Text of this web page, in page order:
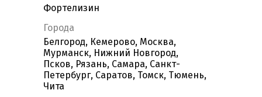
Фортелизин
Города
Белгород, Кемерово, Москва,
Мурманск, Нижний Новгород,
Псков, Рязань, Самара, Санкт-
Петербург, Саратов, Томск, Тюмень,
Чита